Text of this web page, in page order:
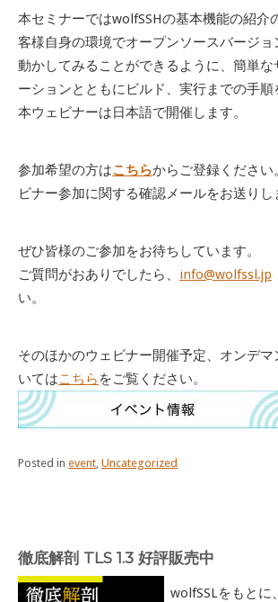
本セミナーではwolfSSHの基本機能の紹介
客様自身の環境でオープンソースバージョ
動かしてみることができるように、簡単な
ーションとともにビルド、実行までの手順
本ウェビナーは日本語で開催します。
参加希望の方はこちらからご登録ください
ビナー参加に関する確認メールをお送りし
ぜひ皆様のご参加をお待ちしています。
ご質問がおありでしたら、 info@wolfssl.jp
い。
そのほかのウェビナー開催予定、オンデ
いてはこちら をご覧ください。
Posted in event, Uncategorized
徹底解剖 TLS 1.3 好評販売中
wolfSSLをもとに